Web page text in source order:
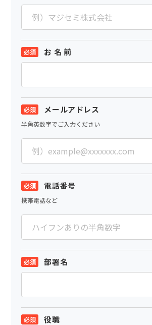
お 名 前
メールアドレス
半角英数字でご入力ください
電話番号
携帯電話など
部署名
役職